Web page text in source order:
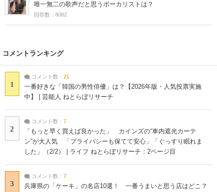
唯一無二の歌声だと思うボーカリストは？
回答数：8082
コメントランキング
1
コメント数： 21
一番好きな「韓国の男性俳優」は？【2026年版・人気投票実施
中】 | 芸能人 ねとらぼリサーチ
2
コメント数： 7
「もっと早く買えば良かった」 カインズの“車内遮光カーテ
ン”が大人気 「プライバシーも保てて安心」「ぐっすり眠れま
した」（2/2） | ライフ ねとらぼリサーチ：2ページ目
3
コメント数： 7
兵庫県の「ケーキ」の名店10選！ 一番うまいと思う店はどこ？